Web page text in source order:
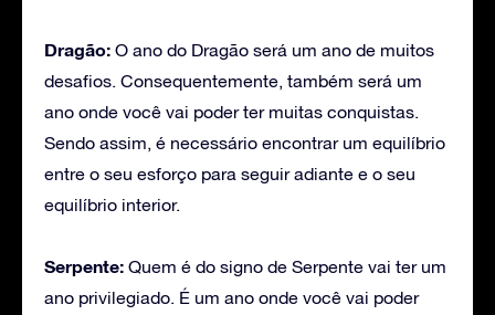
Dragão: O ano do Dragão será um ano de muitos
desafios. Consequentemente, também será um
ano onde você vai poder ter muitas conquistas.
Sendo assim, é necessário encontrar um equilíbrio
entre o seu esforço para seguir adiante e o seu
equilíbrio interior.
Serpente: Quem é do signo de Serpente vai ter um
ano privilegiado. É um ano onde você vai poder